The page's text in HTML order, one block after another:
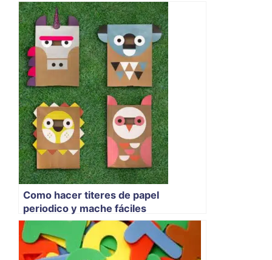
Como hacer titeres de papel
periodico y mache fáciles